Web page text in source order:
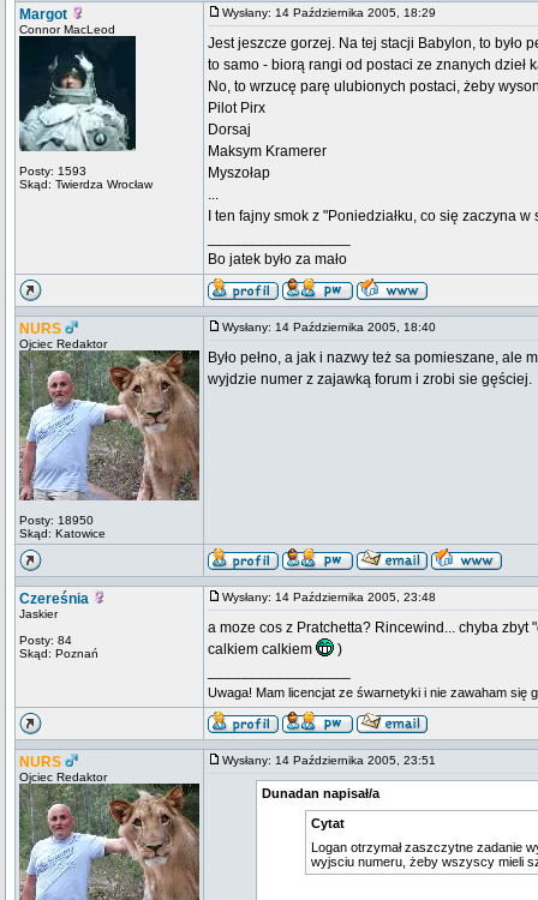
Margot
Connor MacLeod
Posty: 1593
Skąd: Twierdza Wrocław
Wysłany: 14 Października 2005, 18:29
Jest jeszcze gorzej. Na tej stacji Babylon, to było
to samo - biorą rangi od postaci ze znanych
No, to wrzucę parę ulubionych postaci, żeby
Pilot Pirx
Dorsaj
Maksym Kramerer
Myszołap
...
I ten fajny smok z "Poniedziałku, co się zaczyna
Bo jatek było za mało
NURS
Ojciec Redaktor
Posty: 18950
Skąd: Katowice
Wysłany: 14 Października 2005, 18:40
Było pełno, a jak i nazwy też sa pomieszane, ale
wyjdzie numer z zajawką forum i zrobi sie gęściej.
Czereśnia
Jaskier
Posty: 84
Skąd: Poznań
Wysłany: 14 Października 2005, 23:48
a moze cos z Pratchetta? Rincewind... chyba
calkiem calkiem
)
Uwaga! Mam licencjat ze śwarnetyki i nie zawaham się
NURS
Ojciec Redaktor
Wysłany: 14 Października 2005, 23:51
Dunadan napisał/a
Cytat
Logan otrzymał zaszczytne zadanie
wyjsciu numeru, żeby wszyscy mieli